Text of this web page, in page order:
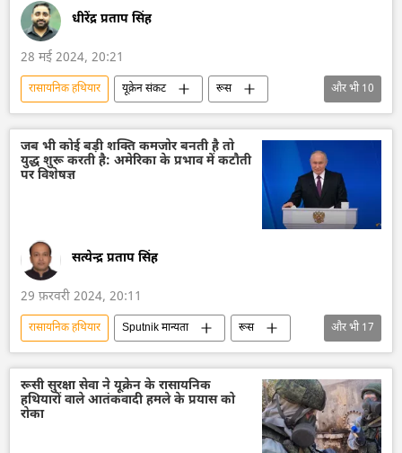
धीरेंद्र प्रताप सिंह
28 मई 2024, 20:21
रासायनिक हथियार यूक्रेन संकट
रूस
यूक्रेन सशस्त्र बल
यूक्रेन का जवाबी हमला
यूक्रेन की सुरक्षा सेवा (SBU)
यूक्रेन
कीव
मास्को
और भी10
जब भी कोई बड़ी शक्ति कमजोर बनती है तो
युद्ध शुरू करती है: अमेरिका के प्रभाव में कटौती
पर विशेषज्ञ
सत्येन्द्र प्रताप सिंह
29 फ़रवरी 2024, 20:11
रासायनिक हथियार Sputnik मान्यता
रूस
व्लादिमीर पुतिन
चुनाव
2024 चुनाव
परमाणु हथियार
सामूहिक विनाश के हथियार
हथियारों की आपूर्ति
और भी17
रूसी सुरक्षा सेवा ने यूक्रेन के रासायनिक
हथियारों वाले आतंकवादी हमले के प्रयास को
रोका